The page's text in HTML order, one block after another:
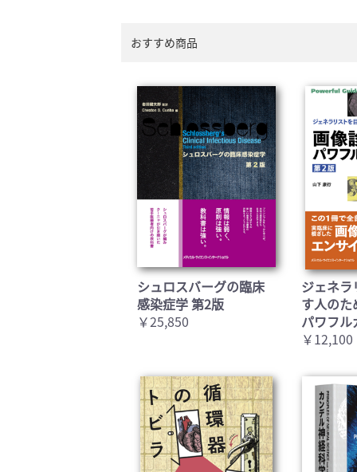
おすすめ商品
シュロスバーグの臨床
感染症学 第2版
￥25,850
ジェネラ
す人のた
パワフル
￥12,100